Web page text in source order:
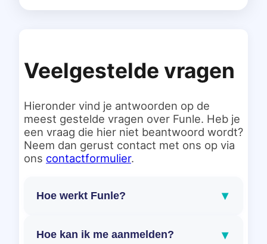
Veelgestelde vragen
Hieronder vind je antwoorden op de
meest gestelde vragen over Funle. Heb je
een vraag die hier niet beantwoord wordt?
Neem dan gerust contact met ons op via
ons contactformulier.
Hoe werkt Funle? ▾
Hoe kan ik me aanmelden? ▾